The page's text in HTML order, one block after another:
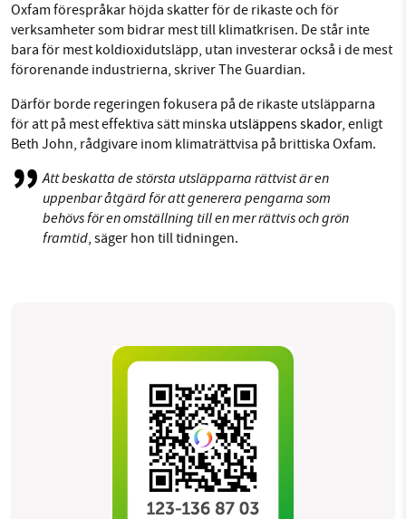
Oxfam förespråkar höjda skatter för de rikaste och för
verksamheter som bidrar mest till klimatkrisen. De står inte
bara för mest koldioxidutsläpp, utan investerar också i de mest
förorenande industrierna, skriver The Guardian.
Därför borde regeringen fokusera på de rikaste utsläpparna
för att på mest effektiva sätt minska utsläppens skador, enligt
Beth John, rådgivare inom klimaträttvisa på brittiska Oxfam.
Att beskatta de största utsläpparna rättvist är en
uppenbar åtgärd för att generera pengarna som
behövs för en omställning till en mer rättvis och grön
framtid, säger hon till tidningen.